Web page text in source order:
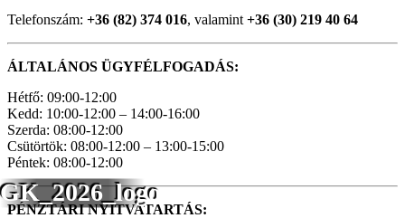
GK_2026_logo
Telefonszám: +36 (82) 374 016, valamint +36 (30) 219 40 64
ÁLTALÁNOS ÜGYFÉLFOGADÁS:
Hétfő: 09:00-12:00
Kedd: 10:00-12:00 – 14:00-16:00
Szerda: 08:00-12:00
Csütörtök: 08:00-12:00 – 13:00-15:00
Péntek: 08:00-12:00
PÉNZTÁRI NYITVATARTÁS: